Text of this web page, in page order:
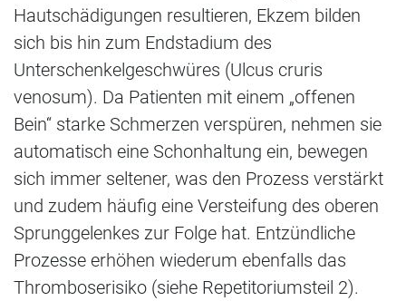
Hautschädigungen resultieren, Ekzem bilden
sich bis hin zum Endstadium des
Unterschenkelgeschwüres (Ulcus cruris
venosum). Da Patienten mit einem „offenen
Bein“ starke Schmerzen verspüren, nehmen sie
automatisch eine Schonhaltung ein, bewegen
sich immer seltener, was den Prozess verstärkt
und zudem häufig eine Versteifung des oberen
Sprunggelenkes zur Folge hat. Entzündliche
Prozesse erhöhen wiederum ebenfalls das
Thromboserisiko (siehe Repetitoriumsteil 2).